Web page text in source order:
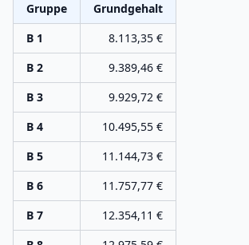
Gruppe
Grundgehalt
B 1
8.113,35 €
B 2
9.389,46 €
B 3
9.929,72 €
B 4
10.495,55 €
B 5
11.144,73 €
B 6
11.757,77 €
B 7
12.354,11 €